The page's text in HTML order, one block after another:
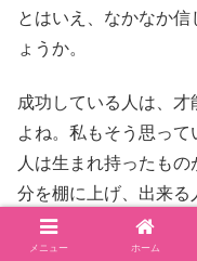
とはいえ、なかなか
ょうか。
成功している人は、
よね。私もそう思っ
人は生まれ持ったも
分を棚に上げ、出来る
大人になっても知ら
メニュー ホーム